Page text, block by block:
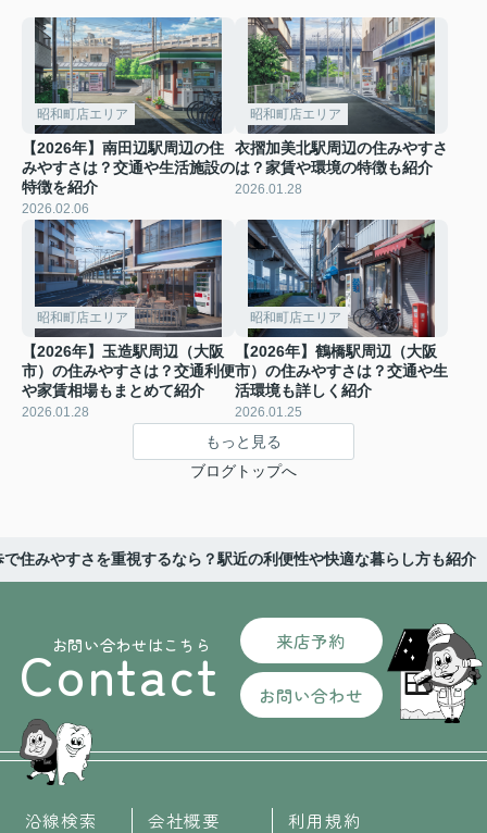
昭和町店エリア
【2026年】南田辺駅周辺の住
みやすさは？交通や生活施設の
特徴を紹介
2026.02.06
昭和町店エリア
衣摺加美北駅周辺の住みやすさ
は？家賃や環境の特徴も紹介
2026.01.28
昭和町店エリア
【2026年】玉造駅周辺（大阪
市）の住みやすさは？交通利便
や家賃相場もまとめて紹介
2026.01.28
昭和町店エリア
【2026年】鶴橋駅周辺（大阪
市）の住みやすさは？交通や生
活環境も詳しく紹介
2026.01.25
もっと見る
ブログトップへ
住みやすさを重視するなら？駅近の利便性や快適な暮らし方も紹介
お問い合わせはこちら
Contact 来店予約
お問い合わせ
沿線検索 会社概要 利用規約